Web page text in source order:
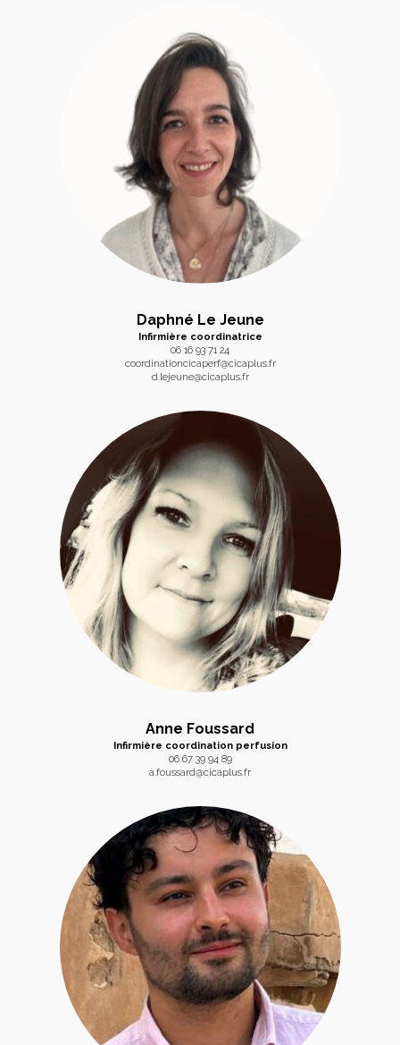
Daphné Le Jeune
Infirmière coordinatrice
06 16 93 71 24
coordinationcicaperf@cicaplus.fr
d.lejeune@cicaplus.fr
Anne Foussard
Infirmière coordination perfusion
06 67 39 94 89
a.foussard@cicaplus.fr